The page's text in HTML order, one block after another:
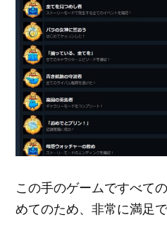
この手のゲームですべて
めてのため、非常に満足で